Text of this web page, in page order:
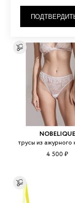
NOBELIQUE
трусы из ажурного
4 500 ₽